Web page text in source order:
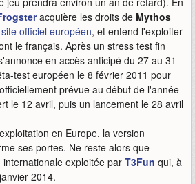
acquière les droits de Mythos
site officiel européen, et entend l'exploiter
le français. Après un stress test fin
en accès anticipé du 27 au 31
test européen le 8 février 2011 pour
prévue au début de l'année
le 12 avril, puis un lancement le 28 avril
en Europe, la version
ses portes. Ne reste alors que
exploitée parT3Fun qui, à
2014.